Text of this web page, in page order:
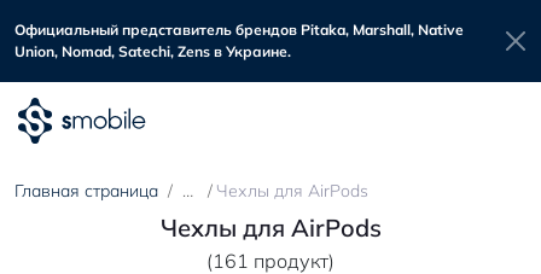
Официальный представитель брендов Pitaka, Marshall, Native
Union, Nomad, Satechi, Zens в Украине.
Главная страница Чехлы для AirPods
Чехлы для AirPods
(161 продукт)